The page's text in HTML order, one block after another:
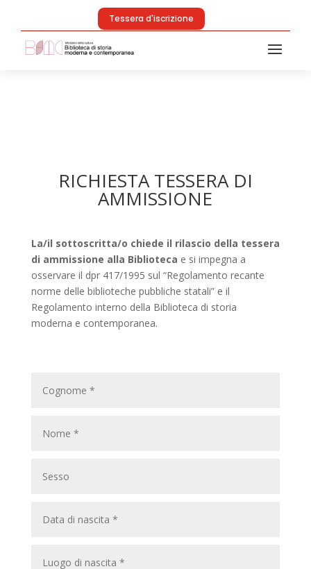
Tessera d'iscrizione
RICHIESTA TESSERA DI
AMMISSIONE
La/il sottoscritta/o chiede il rilascio della tessera
di ammissione alla Biblioteca e si impegna a
osservare il dpr 417/1995 sul “Regolamento recante
norme delle biblioteche pubbliche statali” e il
Regolamento interno della Biblioteca di storia
moderna e contemporanea.